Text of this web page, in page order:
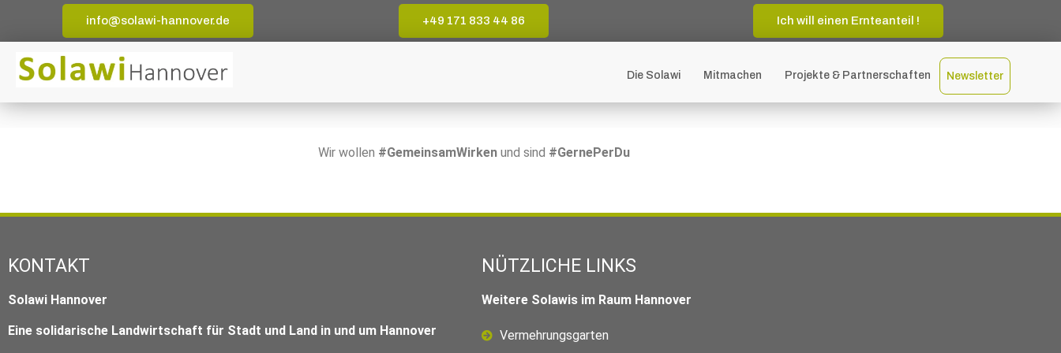
info@solawi-hannover.de +49 171 833 44 86 Ich will einen Ernteanteil !
Die Solawi Mitmachen Projekte & Partnerschaften Newsletter
Wir wollen #GemeinsamWirkenund sind #GernePerDu
KONTAKT
Solawi Hannover
Eine solidarische Landwirtschaft für Stadt und Land in und um Hannover
NÜTZLICHE LINKS
Weitere Solawis im Raum Hannover
Vermehrungsgarten